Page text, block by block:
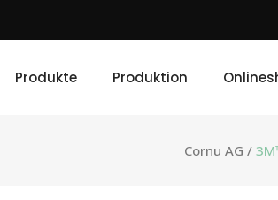
Produkte Produktion
Cornu AG /